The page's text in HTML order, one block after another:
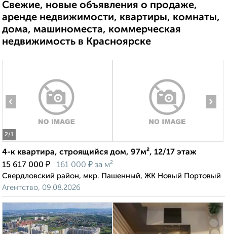
Свежие, новые объявления о продаже,
аренде недвижимости, квартиры, комнаты,
дома, машиноместа, коммерческая
недвижимость в Красноярске
2/1
‹ ›
4-к квартира, строящийся дом, 97м², 12/17 этаж
15 617 000 ₽ 161 000 ₽ за м²
Свердловский район, мкр. Пашенный, ЖК Новый Портовый
Агентство, 09.08.2026